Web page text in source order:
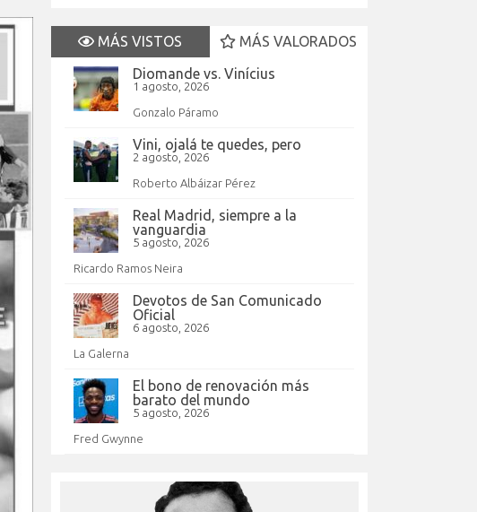
MÁS VISTOS
MÁS VALORADOS
Diomande vs. Vinícius
1 agosto, 2026
Gonzalo Páramo
Vini, ojalá te quedes, pero
2 agosto, 2026
Roberto Albáizar Pérez
Real Madrid, siempre a la
vanguardia
5 agosto, 2026
Ricardo Ramos Neira
Devotos de San Comunicado
Oficial
6 agosto, 2026
La Galerna
El bono de renovación más
barato del mundo
5 agosto, 2026
Fred Gwynne